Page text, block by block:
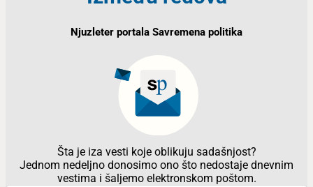
Njuzleter portala Savremena politika
Šta je iza vesti koje oblikuju sadašnjost?
Jednom nedeljno donosimo ono što nedostaje dnevnim
vestima i šaljemo elektronskom poštom.